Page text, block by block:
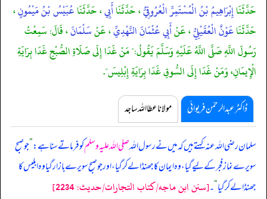
حَدَّثَنَاإِبْرَاهِيمُ بْنُ الْمُسْتَمِرِّ الْعُرُوقِيُّ، حَدَّثَنَاأَبِي، حَدَّثَنَاعُبَيْسُ بْنُ مَيْمُونٍ،
حَدَّثَنَاعَوْنٌ الْعُقَيْلِيُّ، عَنْأَبِي عُثْمَانَ النَّهْدِيِّ، عَنْسَلْمَانَ، قَالَ: سَمِعْتُ
رَسُولَ اللَّهِ صَلَّى اللَّهُ عَلَيْهِ وَسَلَّمَ يَقُولُ:" مَنْ غَدَا إِلَى صَلَاةِ الصُّبْحِ غَدَا بِرَايَةِ
الْإِيمَانِ، وَمَنْ غَدَا إِلَى السُّوقِ غَدَا بِرَايَةِ إِبْلِيسَ".
ڈاکٹر عبدالرحمٰن فریوائی مولانا عطا اللہ ساجد
سلمان رضی اللہ عنہ کہتے ہیں کہمیں نے رسول اللہصلی اللہ علیہ وسلمکو فرماتے سنا ہے:”جو صبح
سویرے نماز فجر کے لیے گیا، وہ ایمان کا جھنڈا لے کر گیا، اور جو صبح سویرے بازار گیا وہ ابلیس کا
جھنڈا لے کر گیا“۔[سنن ابن ماجه/كتاب التجارات/حدیث: 2234]